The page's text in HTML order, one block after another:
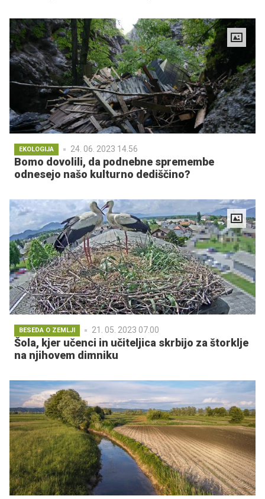
EKOLOGIJA 24. 06. 2023 14.56
Bomo dovolili, da podnebne spremembe
odnesejo našo kulturno dediščino?
BESEDA O ZEMLJI 21. 05. 2023 07.00
Šola, kjer učenci in učiteljica skrbijo za štorklje
na njihovem dimniku